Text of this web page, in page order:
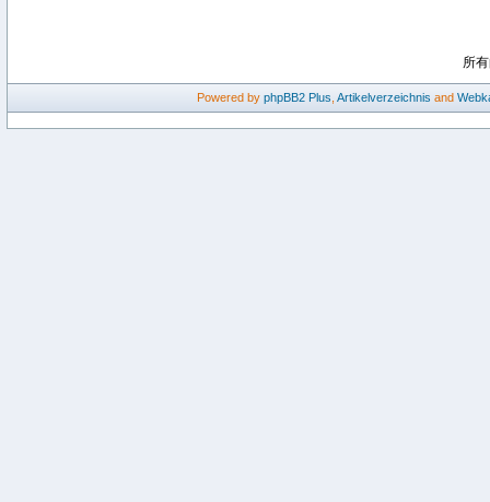
所
Powered by phpBB2 Plus Artikelverzeichnis and